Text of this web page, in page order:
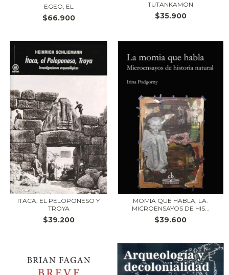
EGEO, EL
$66.900
TUTANKAMON
$35.900
ITACA, EL PELOPONESO Y
TROYA
$39.200
MOMIA QUE HABLA, LA.
MICROENSAYOS DE HIS...
$39.600